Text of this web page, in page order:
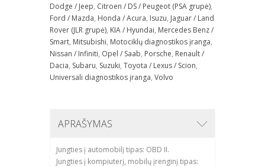
Dodge / Jeep, Citroen / DS / Peugeot (PSA grupė),
Ford / Mazda, Honda / Acura, Isuzu, Jaguar / Land
Rover (JLR grupė), KIA / Hyundai, Mercedes Benz /
Smart, Mitsubishi, Motociklų diagnostikos įranga,
Nissan / Infiniti, Opel / Saab, Porsche, Renault /
Dacia, Subaru, Suzuki, Toyota / Lexus / Scion,
Universali diagnostikos įranga, Volvo
APRAŠYMAS
Jungties į automobilį tipas: OBD II.
Jungties į kompiuterį, mobilų įrenginį tipas: